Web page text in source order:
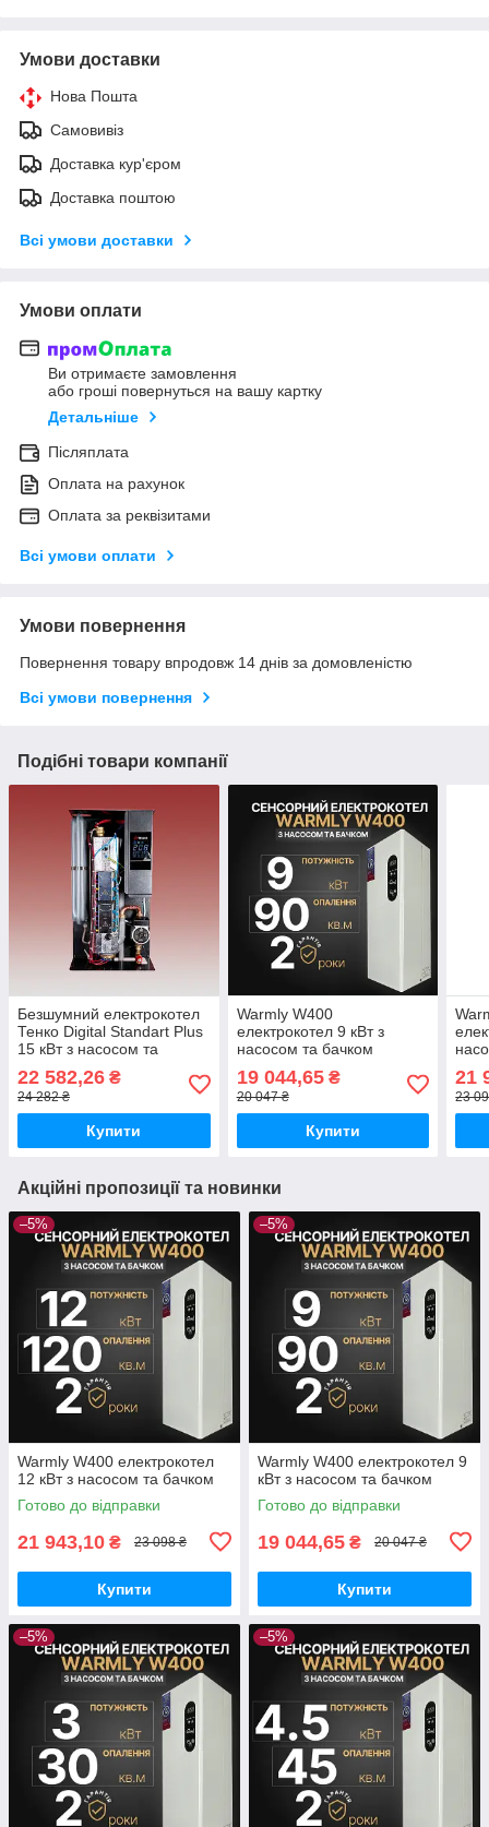
Умови доставки
Нова Пошта
Самовивіз
Доставка кур'єром
Доставка поштою
Всі умови доставки
Умови оплати
Ви отримаєте замовлення
або гроші повернуться на вашу картку
Детальніше
Післяплата
Оплата на рахунок
Оплата за реквізитами
Всі умови оплати
Умови повернення
Повернення товару впродовж 14 днів за домовленістю
Всі умови повернення
Подібні товари компанії
Безшумний електрокотел
Тенко Digital Standart Plus
15 кВт з насосом та
22 582,26 ₴
24 282 ₴
Купити
Warmly W400
електрокотел 9 кВт з
насосом та бачком
19 044,65₴
20 047 ₴
Купити
21
23
Акційні пропозиції та новинки
–5%
Warmly W400 електрокотел
12 кВт з насосом та бачком
Готово до відправки
21 943,10 ₴ 23 098 ₴
Купити
–5%
Warmly W400 електрокотел 9
кВт з насосом та бачком
Готово до відправки
19 044,65 ₴ 20 047 ₴
Купити
–5% –5%